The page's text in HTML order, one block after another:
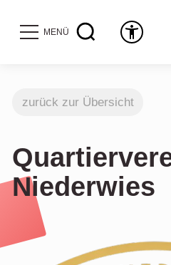
MENÜ
zurück zur Übersicht
Niederwies